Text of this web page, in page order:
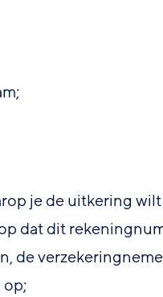
je de uitkering
dat dit
de